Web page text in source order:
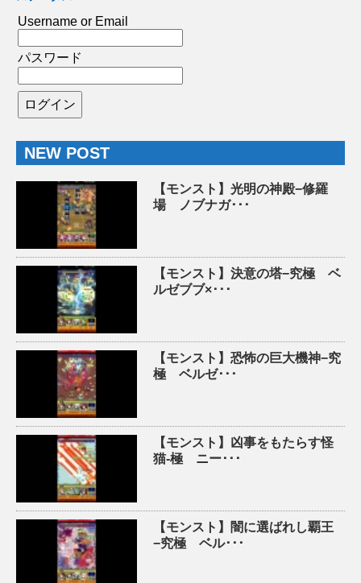
Username or Email
パスワード
NEW POST
【モンスト】光明の神殿−修羅
場 ノブナガ･･･
【モンスト】決意の塔−究極 ベ
ルゼブブ×･･･
【モンスト】恐怖の巨大機神−究
極 ベルゼ･･･
【モンスト】凶事をもたらす怪
猫-極 ニー･･･
【モンスト】闇に選ばれし覇王
−究極 ベル･･･